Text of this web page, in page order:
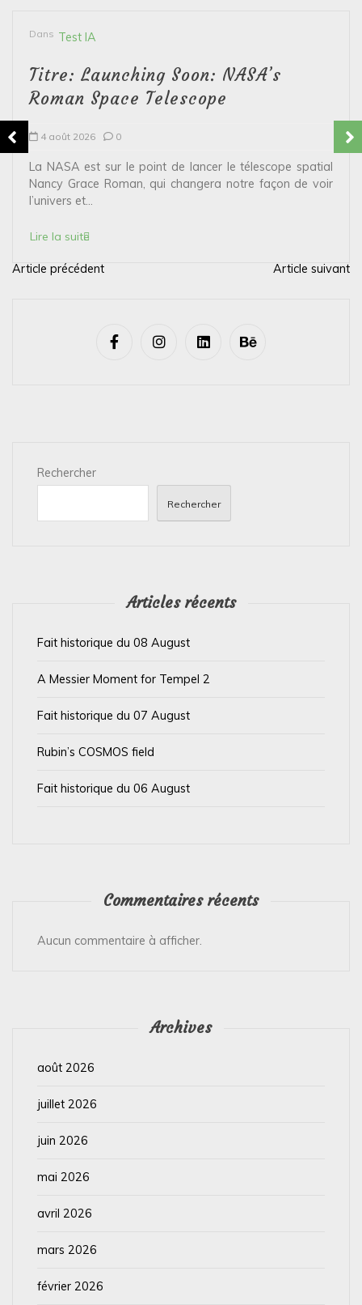
Dans Test IA
Titre: Launching Soon: NASA’s
Roman Space Telescope
4 août 2026 0
La NASA est sur le point de lancer le télescope spatial
Nancy Grace Roman, qui changera notre façon de voir
l’univers et...
Lire la suite
N
Article précédent Article suivant
Rechercher
Rechercher
Articles récents
Fait historique du 08 August
A Messier Moment for Tempel 2
Fait historique du 07 August
Rubin’s COSMOS field
Fait historique du 06 August
Commentaires récents
Aucun commentaire à afficher.
Archives
août 2026
juillet 2026
juin 2026
mai 2026
avril 2026
mars 2026
février 2026